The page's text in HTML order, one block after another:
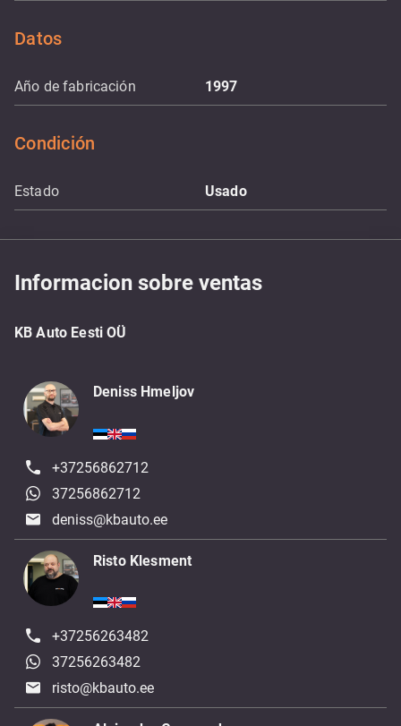
Datos
Año de fabricación 1997
Condición
Estado Usado
Informacion sobre ventas
KB Auto Eesti OÜ
Deniss Hmeljov
+37256862712
37256862712
deniss@kbauto.ee
Risto Klesment
+37256263482
37256263482
risto@kbauto.ee